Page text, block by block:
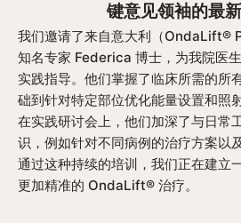
键意见领袖的最新
我们邀请了来自意大利（OndaLift®
知名专家 Federica 博士，为我院医
实践指导。他们掌握了临床所需的所
础到针对特定部位优化能量设置和照射
在实践研讨会上，他们加深了与日常
识，例如针对不同病例的治疗方案以
通过这种持续的培训，我们正在建立
更加精准的 OndaLift® 治疗。